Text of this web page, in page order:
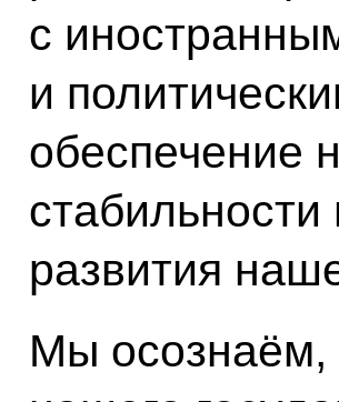
с
и
обеспечение
стабильности
развития
Мы осознаём,